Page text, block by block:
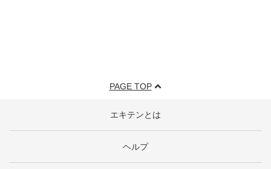
PAGE TOP
エキテンとは
ヘルプ